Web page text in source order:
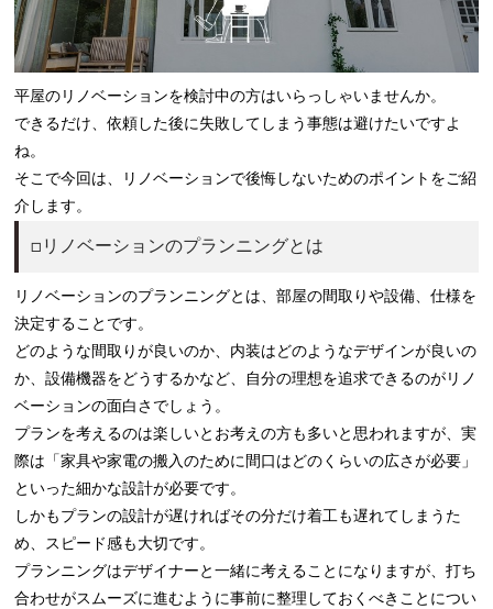
平屋のリノベーションを検討中の方はいらっしゃいませんか。
できるだけ、依頼した後に失敗してしまう事態は避けたいですよ
ね。
そこで今回は、リノベーションで後悔しないためのポイントをご紹
介します。
□リノベーションのプランニングとは
リノベーションのプランニングとは、部屋の間取りや設備、仕様を
決定することです。
どのような間取りが良いのか、内装はどのようなデザインが良いの
か、設備機器をどうするかなど、自分の理想を追求できるのがリノ
ベーションの面白さでしょう。
プランを考えるのは楽しいとお考えの方も多いと思われますが、実
際は「家具や家電の搬入のために間口はどのくらいの広さが必要」
といった細かな設計が必要です。
しかもプランの設計が遅ければその分だけ着工も遅れてしまうた
め、スピード感も大切です。
プランニングはデザイナーと一緒に考えることになりますが、打ち
合わせがスムーズに進むように事前に整理しておくべきことについ